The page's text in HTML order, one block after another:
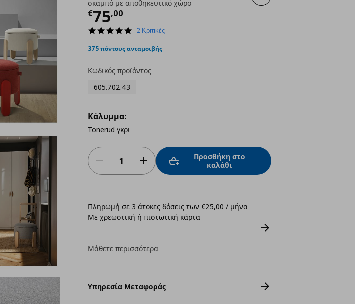
σκαμπό με αποθηκευτικό χώρο
€75,00
Τρέχουσα τιμή
5.0
rating
2 Κριτικές
375 πόντους ανταμοιβής
Κωδικός προϊόντος
605.702.43
Κάλυμμα:
Tonerud γκρι
Προσθήκη στο
καλάθι
Πληρωμή σε 3 άτοκες δόσεις των €25,00 / μήνα
Με χρεωστική ή πιστωτική κάρτα
Μάθετε περισσότερα
Υπηρεσία Μεταφοράς